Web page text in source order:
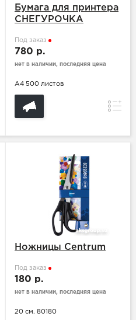
Бумага для принтера
СНЕГУРОЧКА
Под заказ
780 р.
нет в наличии, последняя цена
А4 500 листов
Ножницы Centrum
Под заказ
180 р.
нет в наличии, последняя цена
20 см. 80180